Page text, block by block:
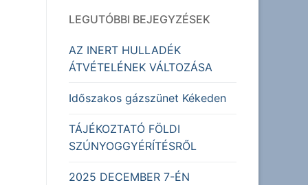
LEGUTÓBBI BEJEGYZÉSEK
AZ INERT HULLADÉK
ÁTVÉTELÉNEK VÁLTOZÁSA
Időszakos gázszünet Kékeden
TÁJÉKOZTATÓ FÖLDI
SZÚNYOGGYÉRÍTÉSRŐL
2025 DECEMBER 7-ÉN